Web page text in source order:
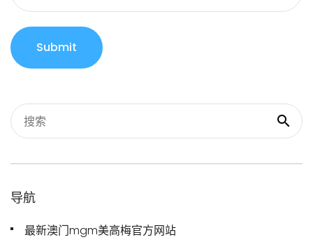
Submit
导航
最新澳门mgm美高梅官方网站